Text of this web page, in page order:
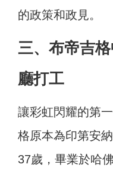
的政策和政見。
三、 布帝吉
廳打工
讓彩虹閃耀的第
格原本為印第安
37歲，畢業於哈